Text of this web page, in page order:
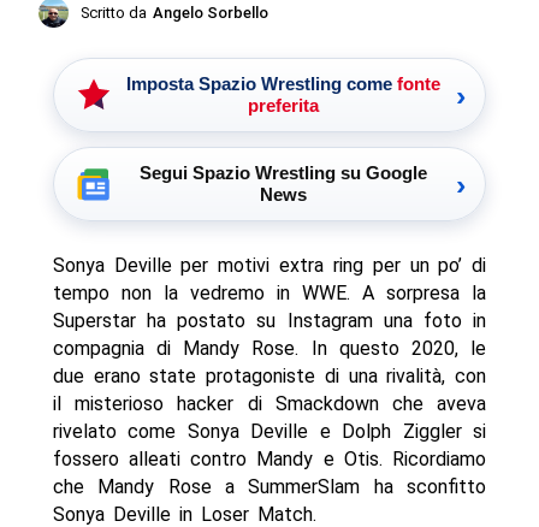
Scritto da Angelo Sorbello
Imposta Spazio Wrestling come fonte
preferita
›
Segui Spazio Wrestling su Google
News
›
Sonya Deville per motivi extra ring per un po’ di
tempo non la vedremo in WWE. A sorpresa la
Superstar ha postato su Instagram una foto in
compagnia di Mandy Rose. In questo 2020, le
due erano state protagoniste di una rivalità, con
il misterioso hacker di Smackdown che aveva
rivelato come Sonya Deville e Dolph Ziggler si
fossero alleati contro Mandy e Otis. Ricordiamo
che Mandy Rose a SummerSlam ha sconfitto
Sonya Deville in Loser Match.